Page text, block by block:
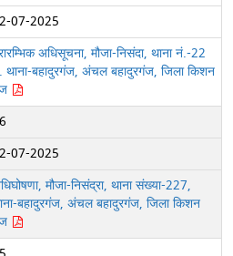
07-2025
अधिसूचना, मौजा-निसंदा, थाना नं.-22
थाना-बहादुरगंज, अंचल बहादुरगंज, जिला किशन
07-2025
मौजा-निसंद्रा, थाना संख्या-227,
बहादुरगंज, अंचल बहादुरगंज, जिला किशन